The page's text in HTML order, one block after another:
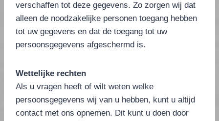
verschaffen tot deze gegevens. Zo zorgen wij dat
alleen de noodzakelijke personen toegang hebben
tot uw gegevens en dat de toegang tot uw
persoonsgegevens afgeschermd is.
Wettelijke rechten
Als u vragen heeft of wilt weten welke
persoonsgegevens wij van u hebben, kunt u altijd
contact met ons opnemen. Dit kunt u doen door